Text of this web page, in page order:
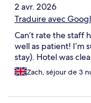
2 avr. 2026
Traduire avec
Can’t rate the staff
well as patient! I’m
stay). Hotel was
Zach, séjour de 3